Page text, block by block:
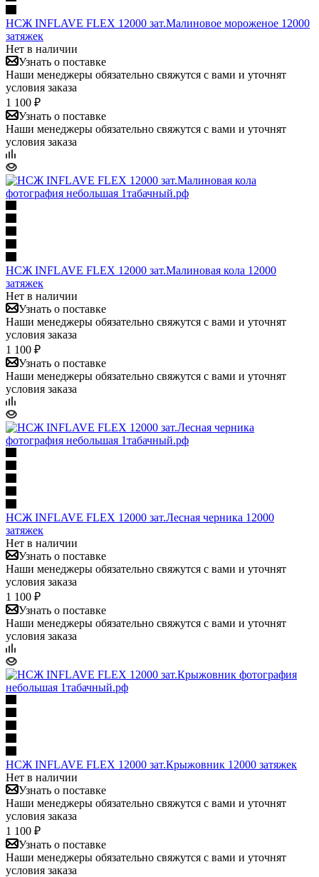
НСЖ INFLAVE FLEX 12000 зат.Малиновое мороженое 12000
затяжек
Нет в наличии
Узнать о поставке
Наши менеджеры обязательно свяжутся с вами и уточнят
условия заказа
1 100 ₽
Узнать о поставке
Наши менеджеры обязательно свяжутся с вами и уточнят
условия заказа
НСЖ INFLAVE FLEX 12000 зат.Малиновая кола 12000
затяжек
Нет в наличии
Узнать о поставке
Наши менеджеры обязательно свяжутся с вами и уточнят
условия заказа
1 100 ₽
Узнать о поставке
Наши менеджеры обязательно свяжутся с вами и уточнят
условия заказа
НСЖ INFLAVE FLEX 12000 зат.Лесная черника 12000
затяжек
Нет в наличии
Узнать о поставке
Наши менеджеры обязательно свяжутся с вами и уточнят
условия заказа
1 100 ₽
Узнать о поставке
Наши менеджеры обязательно свяжутся с вами и уточнят
условия заказа
НСЖ INFLAVE FLEX 12000 зат.Крыжовник 12000 затяжек
Нет в наличии
Узнать о поставке
Наши менеджеры обязательно свяжутся с вами и уточнят
условия заказа
1 100 ₽
Узнать о поставке
Наши менеджеры обязательно свяжутся с вами и уточнят
условия заказа